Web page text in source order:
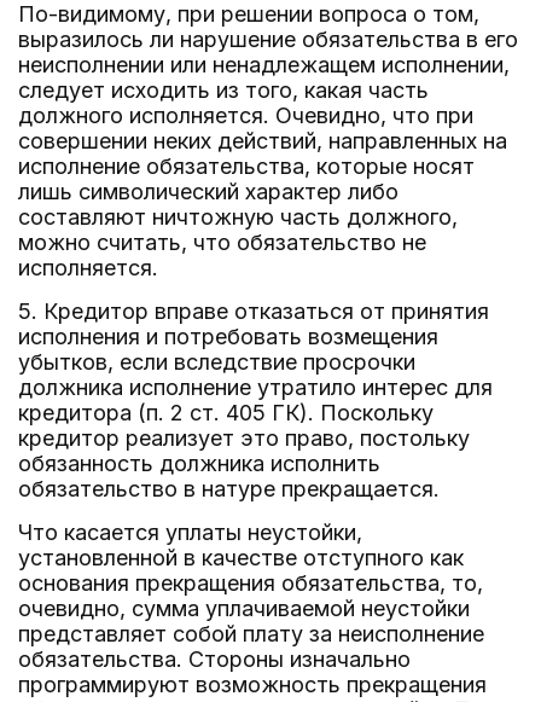
По-видимому, при решении вопроса о том,
выразилось ли нарушение обязательства в его
неисполнении или ненадлежащем исполнении,
следует исходить из того, какая часть
должного исполняется. Очевидно, что при
совершении неких действий, направленных на
исполнение обязательства, которые носят
лишь символический характер либо
составляют ничтожную часть должного,
можно считать, что обязательство не
исполняется.
5. Кредитор вправе отказаться от принятия
исполнения и потребовать возмещения
убытков, если вследствие просрочки
должника исполнение утратило интерес для
кредитора (п. 2 ст. 405 ГК). Поскольку
кредитор реализует это право, постольку
обязанность должника исполнить
обязательство в натуре прекращается.
Что касается уплаты неустойки,
установленной в качестве отступного как
основания прекращения обязательства, то,
очевидно, сумма уплачиваемой неустойки
представляет собой плату за неисполнение
обязательства. Стороны изначально
программируют возможность прекращения